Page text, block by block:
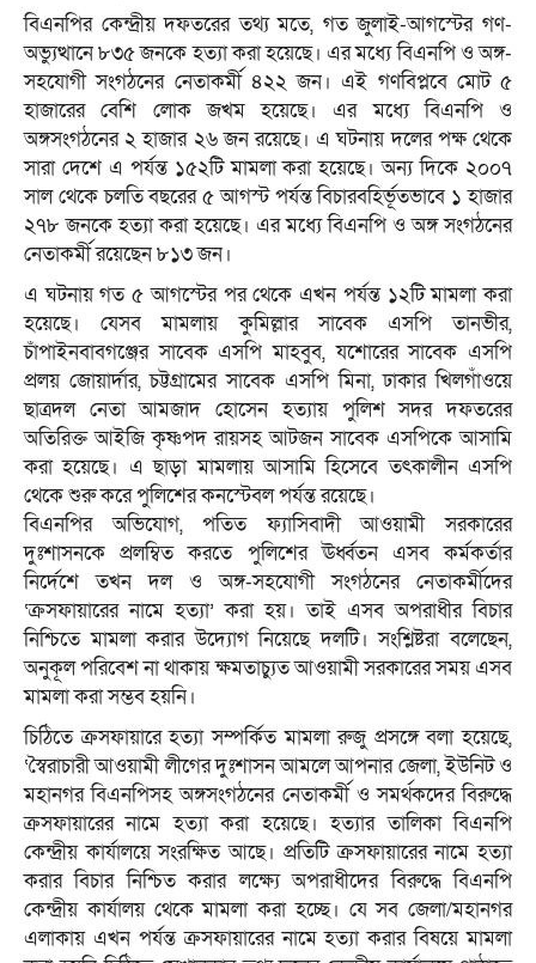
বিএনপির কেন্দ্রীয় দফতরের তথ্য মতে, গত জুলাই-আগস্টের গণ-
অভ্যুত্থানে ৮৩৫ জনকে হত্যা করা হয়েছে। এর মধ্যে বিএনপি ও অঙ্গ-
সহযোগী সংগঠনের নেতাকর্মী ৪২২ জন। এই গণবিপ্লবে মোট ৫
হাজারের বেশি লোক জখম হয়েছে। এর মধ্যে বিএনপি ও
অঙ্গসংগঠনের ২ হাজার ২৬ জন রয়েছে। এ ঘটনায় দলের পক্ষ থেকে
সারা দেশে এ পর্যন্ত ১৫২টি মামলা করা হয়েছে। অন্য দিকে ২০০৭
সাল থেকে চলতি বছরের ৫ আগস্ট পর্যন্ত বিচারবহির্ভূতভাবে ১ হাজার
২৭৮ জনকে হত্যা করা হয়েছে। এর মধ্যে বিএনপি ও অঙ্গ সংগঠনের
নেতাকর্মী রয়েছেন ৮১৩ জন।
এ ঘটনায় গত ৫ আগস্টের পর থেকে এখন পর্যন্ত ১২টি মামলা করা
হয়েছে। যেসব মামলায় কুমিল্লার সাবেক এসপি তানভীর,
চাঁপাইনবাবগঞ্জের সাবেক এসপি মাহবুব, যশোরের সাবেক এসপি
প্রলয় জোয়ার্দার, চট্টগ্রামের সাবেক এসপি মিনা, ঢাকার খিলগাঁওয়ে
ছাত্রদল নেতা আমজাদ হোসেন হত্যায় পুলিশ সদর দফতরের
অতিরিক্ত আইজি কৃষ্ণপদ রায়সহ আটজন সাবেক এসপিকে আসামি
করা হয়েছে। এ ছাড়া মামলায় আসামি হিসেবে তৎকালীন এসপি
থেকে শুরু করে পুলিশের কনস্টেবল পর্যন্ত রয়েছে।
বিএনপির অভিযোগ, পতিত ফ্যাসিবাদী আওয়ামী সরকারের
দুঃশাসনকে প্রলম্বিত করতে পুলিশের ঊর্ধ্বতন এসব কর্মকর্তার
নির্দেশে তখন দল ও অঙ্গ-সহযোগী সংগঠনের নেতাকর্মীদের
‘ক্রসফায়ারের নামে হত্যা’ করা হয়। তাই এসব অপরাধীর বিচার
নিশ্চিতে মামলা করার উদ্যোগ নিয়েছে দলটি। সংশ্লিষ্টরা বলেছেন,
অনুকূল পরিবেশ না থাকায় ক্ষমতাচ্যুত আওয়ামী সরকারের সময় এসব
মামলা করা সম্ভব হয়নি।
চিঠিতে ক্রসফায়ারে হত্যা সম্পর্কিত মামলা রুজু প্রসঙ্গে বলা হয়েছে,
‘স্বৈরাচারী আওয়ামী লীগের দুঃশাসন আমলে আপনার জেলা, ইউনিট ও
মহানগর বিএনপিসহ অঙ্গসংগঠনের নেতাকর্মী ও সমর্থকদের বিরুদ্ধে
ক্রসফায়ারের নামে হত্যা করা হয়েছে। হত্যার তালিকা বিএনপি
কেন্দ্রীয় কার্যালয়ে সংরক্ষিত আছে। প্রতিটি ক্রসফায়ারের নামে হত্যা
করার বিচার নিশ্চিত করার লক্ষ্যে অপরাধীদের বিরুদ্ধে বিএনপি
কেন্দ্রীয় কার্যালয় থেকে মামলা করা হচ্ছে। যে সব জেলা/মহানগর
এলাকায় এখন পর্যন্ত ক্রসফায়ারের নামে হত্যা করার বিষয়ে মামলা